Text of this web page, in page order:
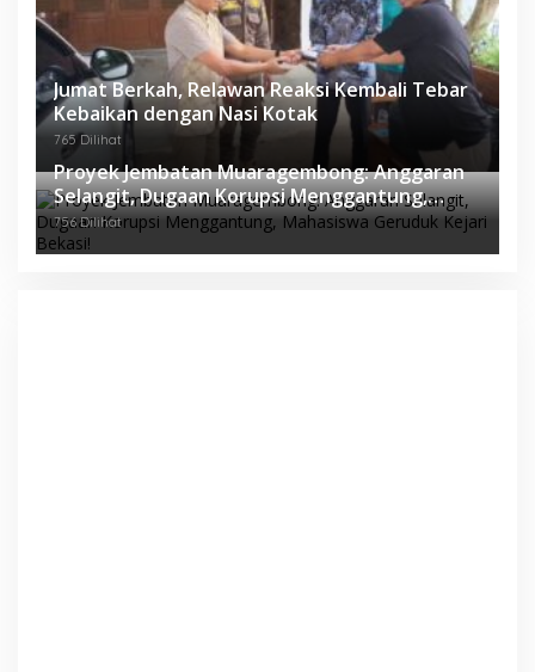
Jumat Berkah, Relawan Reaksi Kembali Tebar
Kebaikan dengan Nasi Kotak
765 Dilihat
Proyek Jembatan Muaragembong: Anggaran
Selangit, Dugaan Korupsi Menggantung,
Mahasiswa Geruduk Kejari Bekasi!
756 Dilihat